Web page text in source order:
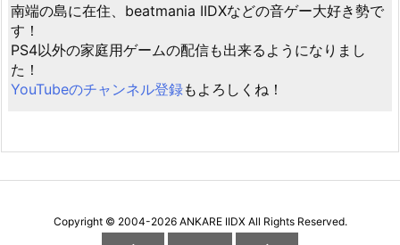
南端の島に在住、beatmania IIDXなどの音ゲー大好き勢で
す！
PS4以外の家庭用ゲームの配信も出来るようになりまし
た！
YouTubeのチャンネル登録もよろしくね！
Copyright © 2004-2026 ANKARE IIDXAll Rights Reserved.